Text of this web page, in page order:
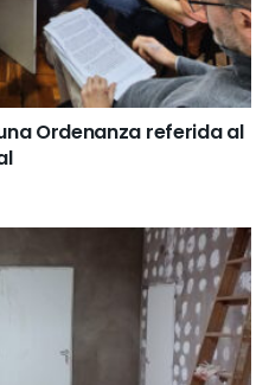
Ordenanza referida al